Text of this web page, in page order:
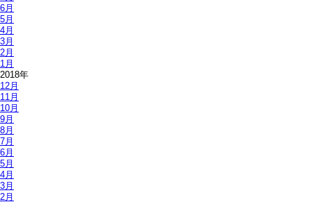
6月
5月
4月
3月
2月
1月
2018年
12月
11月
10月
9月
8月
7月
6月
5月
4月
3月
2月